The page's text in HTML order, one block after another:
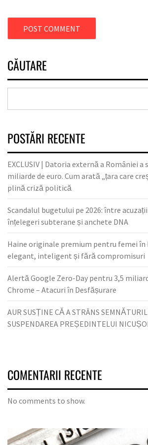
CĂUTARE
POSTĂRI RECENTE
EXCLUSIV | Datoria externă a României a
miliarde de euro. Cum arată „țara care
plină criză politică
Scandalul bugetului pe 2026: între
înțelegeri subterane și anchete DNA
Haine originale premium pentru femei în
elegant, inteligent și fără compromisuri
Alertă Google Zero-Day pentru 3,5
Chrome – Atacuri în Desfășurare
AUR SUSȚINE CĂ A STRÂNS
SUSPENDAREA PREȘEDINTELUI
COMENTARII RECENTE
No comments to show.